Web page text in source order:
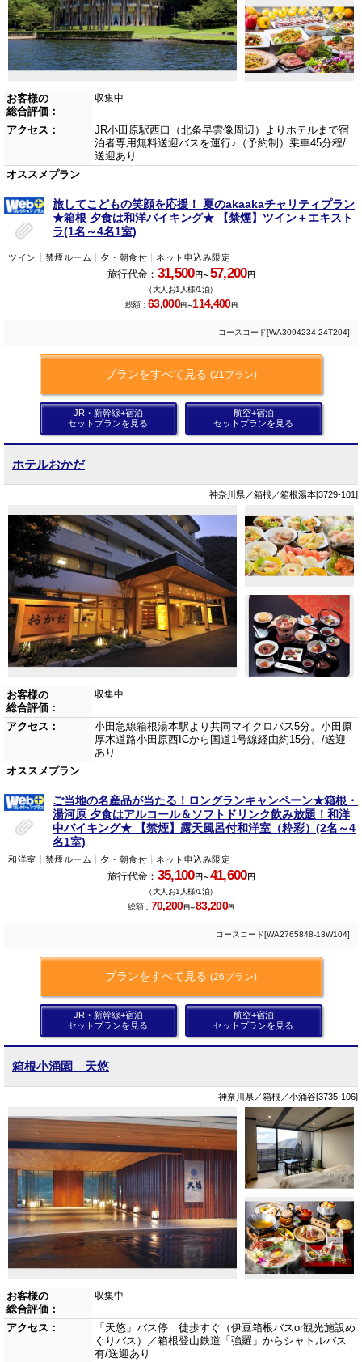
お客様の
総合評価：
収集中
アクセス：
JR小田原駅西口（北条早雲像周辺）よりホテルまで宿
泊者専用無料送迎バスを運行♪（予約制）乗車45分程/
送迎あり
オススメプラン
旅してこどもの笑顔を応援！ 夏のakaakaチャリティプラン
★箱根 夕食は和洋バイキング★ 【禁煙】ツイン＋エキスト
ラ(1名～4名1室)
ツイン 禁煙ルーム 夕・朝食付 ネット申込み限定
旅行代金： 31,500円～57,200円
（大人お1人様/1泊）
総額：63,000円～114,400円
コースコード[WA3094234-24T204]
プランをすべて見る (21プラン)
JR・新幹線+宿泊
セットプランを見る
航空+宿泊
セットプランを見る
ホテルおかだ
神奈川県／箱根／箱根湯本[3729-101]
お客様の
総合評価：
収集中
アクセス：
小田急線箱根湯本駅より共同マイクロバス5分。小田原
厚木道路小田原西ICから国道1号線経由約15分。/送迎
あり
オススメプラン
ご当地の名産品が当たる！ロングランキャンペーン★箱根・
湯河原 夕食はアルコール＆ソフトドリンク飲み放題！和洋
中バイキング★ 【禁煙】露天風呂付和洋室（粋彩）(2名～4
名1室)
和洋室 禁煙ルーム 夕・朝食付 ネット申込み限定
旅行代金： 35,100円～41,600円
（大人お1人様/1泊）
総額： 70,200円～83,200円
コースコード[WA2765848-13W104]
プランをすべて見る (26プラン)
JR・新幹線+宿泊
セットプランを見る
航空+宿泊
セットプランを見る
箱根小涌園 天悠
神奈川県／箱根／小涌谷[3735-106]
お客様の
総合評価：
収集中
アクセス：
「天悠」バス停 徒歩すぐ（伊豆箱根バスor観光施設め
ぐりバス）／箱根登山鉄道「強羅」からシャトルバス
有/送迎あり